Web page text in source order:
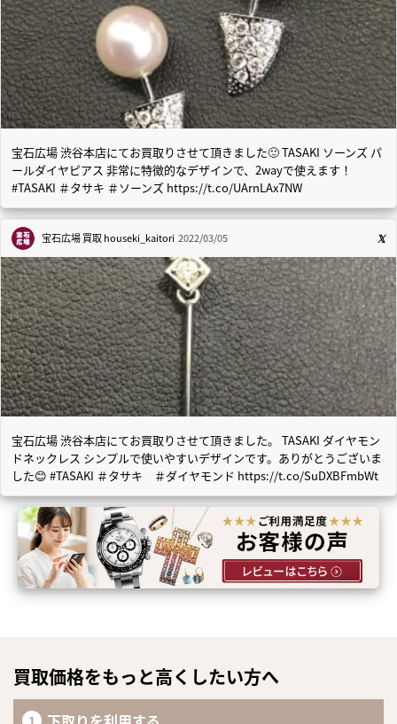
宝石広場 渋谷本店にてお買取りさせて頂きました🙂 TASAKI ソーンズ パ
ールダイヤピアス 非常に特徴的なデザインで、2wayで使えます！
#TASAKI ＃タサキ ＃ソーンズ https://t.co/UArnLAx7NW
宝石広場 買取houseki_kaitori 2022/03/05
宝石広場 渋谷本店にてお買取りさせて頂きました。 TASAKI ダイヤモン
ドネックレス シンプルで使いやすいデザインです。ありがとうございま
した😊 #TASAKI ＃タサキ ＃ダイヤモンド https://t.co/SuDXBFmbWt
買取価格をもっと高くしたい方へ